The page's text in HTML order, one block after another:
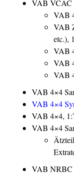
VAB VCAC
VAB
VAB
etc.),
VAB
VAB
VAB
VAB 4×4
VAB 4×4
VAB 4×4,
VAB 4×4
VAB NRBC